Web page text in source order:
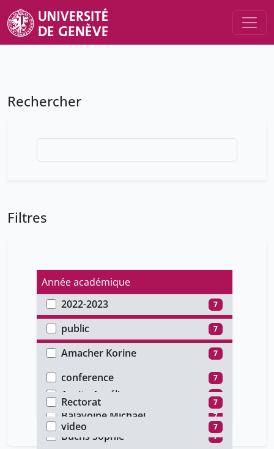
Rechercher
Filtres
Année académique
2022-2023
7
Type d'accès
public
7
Auteur
Amacher Korine
7
Apothéloz Thierry 7
Aurita Aurélia 7
Balavoine Michael 7
Buchs Sophie 7
Type de document
conference
7
Faculté
Rectorat
7
Type de média
video
7